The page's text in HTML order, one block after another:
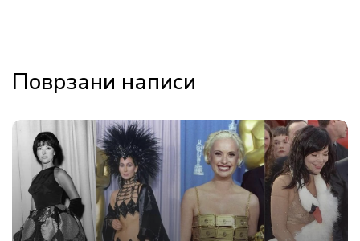
Поврзани написи